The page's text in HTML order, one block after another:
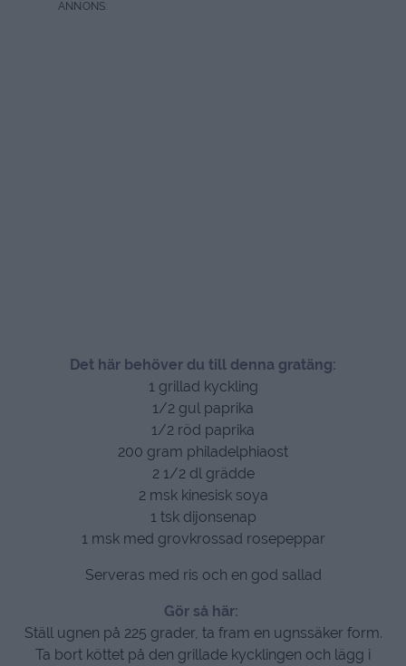
Det här behöver du till denna gratäng:
1 grillad kyckling
1/2 gul paprika
1/2 röd paprika
200 gram philadelphiaost
2 1/2 dl grädde
2 msk kinesisk soya
1 tsk dijonsenap
1 msk med grovkrossad rosepeppar
Serveras med ris och en god sallad
Gör så här:
Ställ ugnen på 225 grader, ta fram en ugnssäker form.
Ta bort köttet på den grillade kycklingen och lägg i